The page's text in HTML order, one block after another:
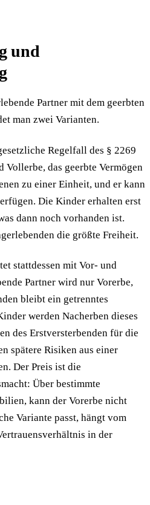
und
Partner mit dem geerbten
man zwei Varianten.
Regelfall des § 2269
Vollerbe, das geerbte Vermögen
zu einer Einheit, und er kann
Die Kinder erhalten erst
dann noch vorhanden ist.
die größte Freiheit.
stattdessen mit Vor- und
Partner wird nur Vorerbe,
bleibt ein getrenntes
werden Nacherben dieses
des Erstversterbenden für die
spätere Risiken aus einer
Der Preis ist die
Über bestimmte
kann der Vorerbe nicht
Variante passt, hängt vom
in der